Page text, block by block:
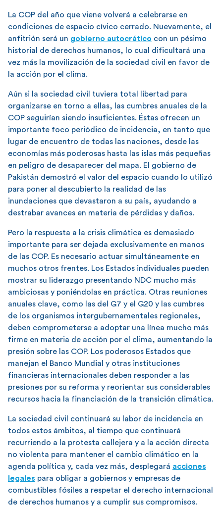
La COP del año que viene volverá a celebrarse en
condiciones de espacio cívico cerrado. Nuevamente, el
anfitrión será un gobierno autocrático con un pésimo
historial de derechos humanos, lo cual dificultará una
vez más la movilización de la sociedad civil en favor de
la acción por el clima.
Aún si la sociedad civil tuviera total libertad para
organizarse en torno a ellas, las cumbres anuales de la
COP seguirían siendo insuficientes. Éstas ofrecen un
importante foco periódico de incidencia, en tanto que
lugar de encuentro de todas las naciones, desde las
economías más poderosas hasta las islas más pequeñas
en peligro de desaparecer del mapa. El gobierno de
Pakistán demostró el valor del espacio cuando lo utilizó
para poner al descubierto la realidad de las
inundaciones que devastaron a su país, ayudando a
destrabar avances en materia de pérdidas y daños.
Pero la respuesta a la crisis climática es demasiado
importante para ser dejada exclusivamente en manos
de las COP. Es necesario actuar simultáneamente en
muchos otros frentes. Los Estados individuales pueden
mostrar su liderazgo presentando NDC mucho más
ambiciosas y poniéndolas en práctica. Otras reuniones
anuales clave, como las del G7 y el G20 y las cumbres
de los organismos intergubernamentales regionales,
deben comprometerse a adoptar una línea mucho más
firme en materia de acción por el clima, aumentando la
presión sobre las COP. Los poderosos Estados que
manejan el Banco Mundial y otras instituciones
financieras internacionales deben responder a las
presiones por su reforma y reorientar sus considerables
recursos hacia la financiación de la transición climática.
La sociedad civil continuará su labor de incidencia en
todos estos ámbitos, al tiempo que continuará
recurriendo a la protesta callejera y a la acción directa
no violenta para mantener el cambio climático en la
agenda política y, cada vez más, desplegará acciones
legales para obligar a gobiernos y empresas de
combustibles fósiles a respetar el derecho internacional
de derechos humanos y a cumplir sus compromisos.